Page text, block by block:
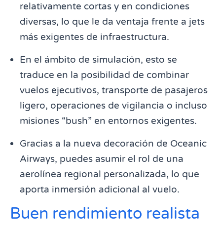
relativamente cortas y en condiciones
diversas, lo que le da ventaja frente a jets
más exigentes de infraestructura.
En el ámbito de simulación, esto se
traduce en la posibilidad de combinar
vuelos ejecutivos, transporte de pasajeros
ligero, operaciones de vigilancia o incluso
misiones “bush” en entornos exigentes.
Gracias a la nueva decoración de Oceanic
Airways, puedes asumir el rol de una
aerolínea regional personalizada, lo que
aporta inmersión adicional al vuelo.
Buen rendimiento realista